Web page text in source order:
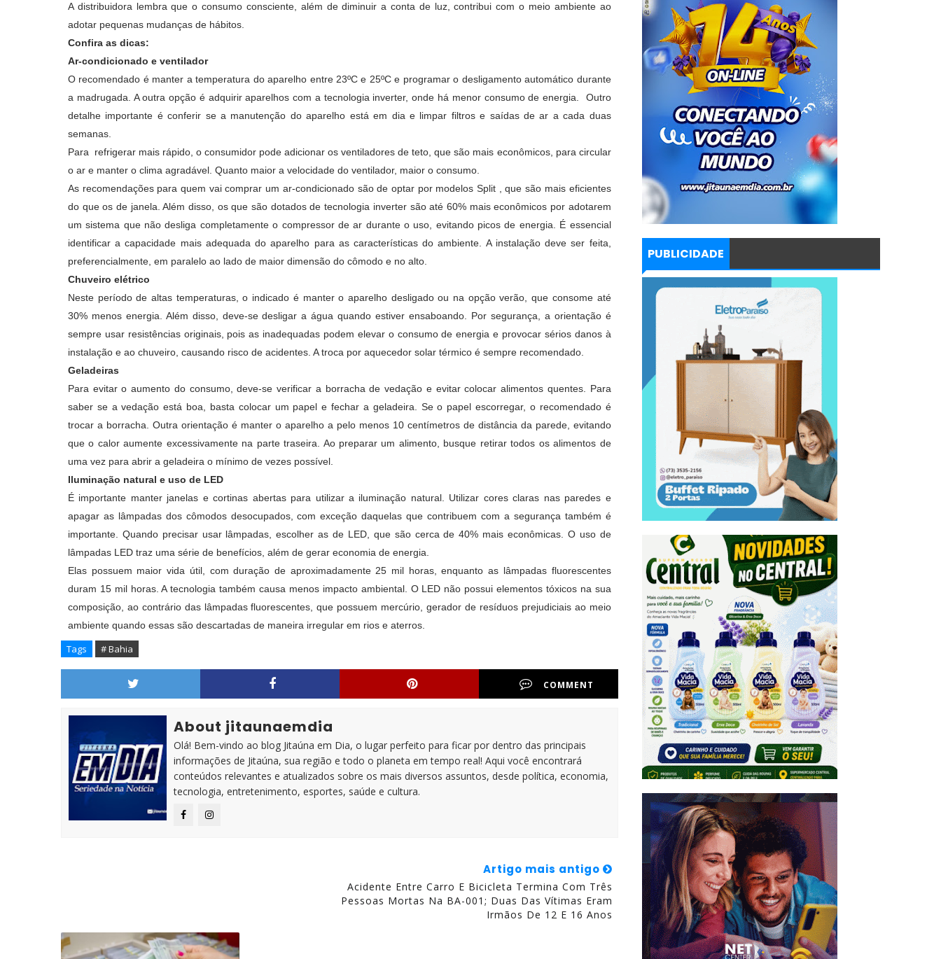
A distribuidora lembra que o consumo consciente, além de diminuir a conta de luz, contribui com o meio ambiente ao
adotar pequenas mudanças de hábitos.
Confira as dicas:
Ar-condicionado e ventilador
O recomendado é manter a temperatura do aparelho entre 23ºC e 25ºC e programar o desligamento automático durante
a madrugada. A outra opção é adquirir aparelhos com a tecnologia inverter, onde há menor consumo de energia. Outro
detalhe importante é conferir se a manutenção do aparelho está em dia e limpar filtros e saídas de ar a cada duas
semanas.
Para refrigerar mais rápido, o consumidor pode adicionar os ventiladores de teto, que são mais econômicos, para circular
o ar e manter o clima agradável. Quanto maior a velocidade do ventilador, maior o consumo.
As recomendações para quem vai comprar um ar-condicionado são de optar por modelos Split , que são mais eficientes
do que os de janela. Além disso, os que são dotados de tecnologia inverter são até 60% mais econômicos por adotarem
um sistema que não desliga completamente o compressor de ar durante o uso, evitando picos de energia. É essencial
identificar a capacidade mais adequada do aparelho para as características do ambiente. A instalação deve ser feita,
preferencialmente, em paralelo ao lado de maior dimensão do cômodo e no alto.
Chuveiro elétrico
Neste período de altas temperaturas, o indicado é manter o aparelho desligado ou na opção verão, que consome até
30% menos energia. Além disso, deve-se desligar a água quando estiver ensaboando. Por segurança, a orientação é
sempre usar resistências originais, pois as inadequadas podem elevar o consumo de energia e provocar sérios danos à
instalação e ao chuveiro, causando risco de acidentes. A troca por aquecedor solar térmico é sempre recomendado.
Geladeiras
Para evitar o aumento do consumo, deve-se verificar a borracha de vedação e evitar colocar alimentos quentes. Para
saber se a vedação está boa, basta colocar um papel e fechar a geladeira. Se o papel escorregar, o recomendado é
trocar a borracha. Outra orientação é manter o aparelho a pelo menos 10 centímetros de distância da parede, evitando
que o calor aumente excessivamente na parte traseira. Ao preparar um alimento, busque retirar todos os alimentos de
uma vez para abrir a geladeira o mínimo de vezes possível.
Iluminação natural e uso de LED
É importante manter janelas e cortinas abertas para utilizar a iluminação natural. Utilizar cores claras nas paredes e
apagar as lâmpadas dos cômodos desocupados, com exceção daquelas que contribuem com a segurança também é
importante. Quando precisar usar lâmpadas, escolher as de LED, que são cerca de 40% mais econômicas. O uso de
lâmpadas LED traz uma série de benefícios, além de gerar economia de energia.
Elas possuem maior vida útil, com duração de aproximadamente 25 mil horas, enquanto as lâmpadas fluorescentes
duram 15 mil horas. A tecnologia também causa menos impacto ambiental. O LED não possui elementos tóxicos na sua
composição, ao contrário das lâmpadas fluorescentes, que possuem mercúrio, gerador de resíduos prejudiciais ao meio
ambiente quando essas são descartadas de maneira irregular em rios e aterros.
Tags # Bahia
COMMENT
About jitaunaemdia
Olá! Bem-vindo ao blog Jitaúna em Dia, o lugar perfeito para ficar por dentro das principais
informações de Jitaúna, sua região e todo o planeta em tempo real! Aqui você encontrará
conteúdos relevantes e atualizados sobre os mais diversos assuntos, desde política, economia,
tecnologia, entretenimento, esportes, saúde e cultura.
Artigo mais antigo
Acidente Entre Carro E Bicicleta Termina Com Três
Pessoas Mortas Na BA-001; Duas Das Vítimas Eram
Irmãos De 12 E 16 Anos
PUBLICIDADE